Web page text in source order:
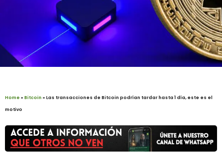
Home »Bitcoin »Las transacciones de Bitcoin podrían tardar hasta 1 día, este es el
motivo